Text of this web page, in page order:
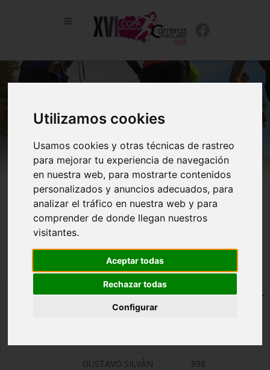
Utilizamos cookies
Usamos cookies y otras técnicas de rastreo
para mejorar tu experiencia de navegación
en nuestra web, para mostrarte contenidos
personalizados y anuncios adecuados, para
analizar el tráfico en nuestra web y para
comprender de donde llegan nuestros
visitantes.
Aceptar todas
Rechazar todas
Configurar
Desglose CDL 2025. XIV PERGRINO ENTRECEPAS
Categoría
EQUIPO NOMBRE PUNTUACIÓN
TOTAL
GUSTAVO SILVÀN
998